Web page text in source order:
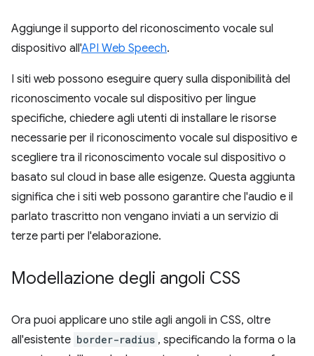
Aggiunge il supporto del riconoscimento vocale sul
dispositivo all'API Web Speech.
I siti web possono eseguire query sulla disponibilità del
riconoscimento vocale sul dispositivo per lingue
specifiche, chiedere agli utenti di installare le risorse
necessarie per il riconoscimento vocale sul dispositivo e
scegliere tra il riconoscimento vocale sul dispositivo o
basato sul cloud in base alle esigenze. Questa aggiunta
significa che i siti web possono garantire che l'audio e il
parlato trascritto non vengano inviati a un servizio di
terze parti per l'elaborazione.
Modellazione degli angoli CSS
Ora puoi applicare uno stile agli angoli in CSS, oltre
all'esistente border-radius , specificando la forma o la